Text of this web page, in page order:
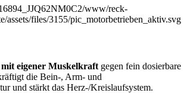
mit eigener Muskelkraft gegen fein dosierbare
die Bein-, Arm- und
und stärkt das Herz-/Kreislaufsystem.